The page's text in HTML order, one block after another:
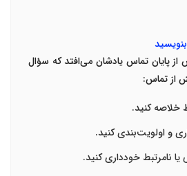
از پایان تماس یادشان می‌افتد که سؤال
از تماس:
خلاصه کنید.
و اولویت‌بندی کنید.
نامرتبط خودداری کنید.